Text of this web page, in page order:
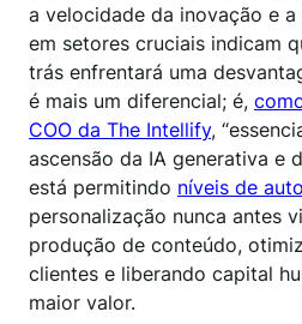
a velocidade da inovação e
em setores cruciais indicam
trás enfrentará uma
é mais um diferencial; é,
COO da The Intellify,
ascensão da IA generativa e
está permitindo níveis de
personalização nunca antes
produção de conteúdo,
clientes e liberando capital
maior valor.